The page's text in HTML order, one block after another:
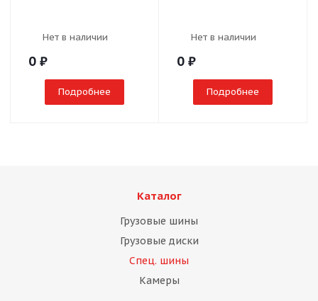
Нет в наличии
0 ₽
Подробнее
Нет в наличии
0 ₽
Подробнее
Каталог
Грузовые шины
Грузовые диски
Спец. шины
Камеры